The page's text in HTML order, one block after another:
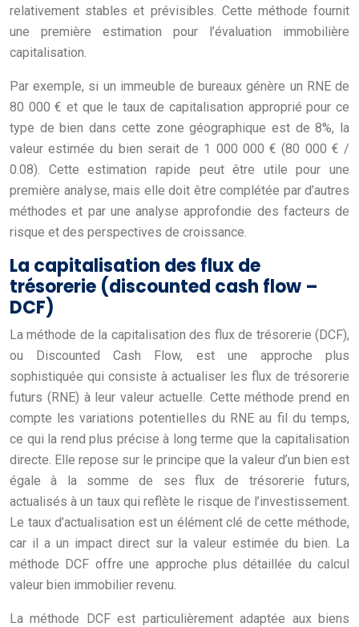
relativement stables et prévisibles. Cette méthode fournit
une première estimation pour l’évaluation immobilière
capitalisation.
Par exemple, si un immeuble de bureaux génère un RNE de
80 000 € et que le taux de capitalisation approprié pour ce
type de bien dans cette zone géographique est de 8%, la
valeur estimée du bien serait de 1 000 000 € (80 000 € /
0.08). Cette estimation rapide peut être utile pour une
première analyse, mais elle doit être complétée par d’autres
méthodes et par une analyse approfondie des facteurs de
risque et des perspectives de croissance.
La capitalisation des flux de
trésorerie (discounted cash flow –
DCF)
La méthode de la capitalisation des flux de trésorerie (DCF),
ou Discounted Cash Flow, est une approche plus
sophistiquée qui consiste à actualiser les flux de trésorerie
futurs (RNE) à leur valeur actuelle. Cette méthode prend en
compte les variations potentielles du RNE au fil du temps,
ce qui la rend plus précise à long terme que la capitalisation
directe. Elle repose sur le principe que la valeur d’un bien est
égale à la somme de ses flux de trésorerie futurs,
actualisés à un taux qui reflète le risque de l’investissement.
Le taux d’actualisation est un élément clé de cette méthode,
car il a un impact direct sur la valeur estimée du bien. La
méthode DCF offre une approche plus détaillée du calcul
valeur bien immobilier revenu.
La méthode DCF est particulièrement adaptée aux biens